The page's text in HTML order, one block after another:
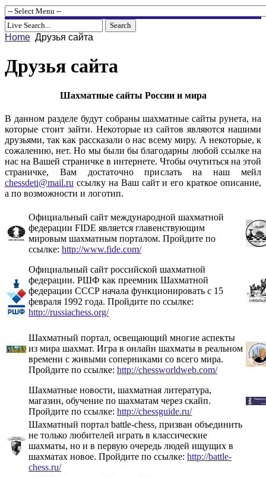
Home Друзья сайта
Друзья сайта
Шахматные сайты России и мира
В данном разделе будут собраны шахматные сайты рунета, на
которые стоит зайти. Некоторые из сайтов являются нашими
друзьями, так как рассказали о нас всему миру. А некоторые, к
сожалению, нет. Но мы были бы благодарны любой ссылке на
нас на Вашей страничке в интернете. Чтобы очутиться на этой
страничке, Вам достаточно прислать на наш мейл
chessdeti@mail.ru ссылку на Ваш сайт и его краткое описание,
а по возможности и логотип.
Официальный сайт международной шахматной
федерации FIDE является главенствующим
мировым шахматным порталом. Пройдите по
ссылке: http://www.fide.com/
Официальный сайт российской шахматной
федерации. РШФ как преемник Шахматной
федерации СССР начала функционировать с 15
февраля 1992 года. Пройдите по ссылке:
http://russiachess.org/
Шахматный портал, освещающий многие аспекты
из мира шахмат. Игра в онлайн шахматы в реальном
времени с живыми соперниками со всего мира.
Пройдите по ссылке: http://chessworldweb.com/
Шахматные новости, шахматная литература,
магазин, обучение по шахматам через скайп.
Пройдите по ссылке: http://chessguide.ru/
Шахматный портал battle-chess, призван объединить
не только любителей играть в классические
шахматы, но и в первую очередь людей ищущих в
шахматах новое. Пройдите по ссылке: http://battle-
chess.ru/